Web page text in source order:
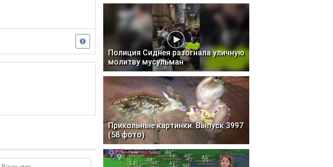
Полиция Сиднея разогнала уличную
молитву мусульман
Прикольные картинки. Выпуск 3997
(58 фото)